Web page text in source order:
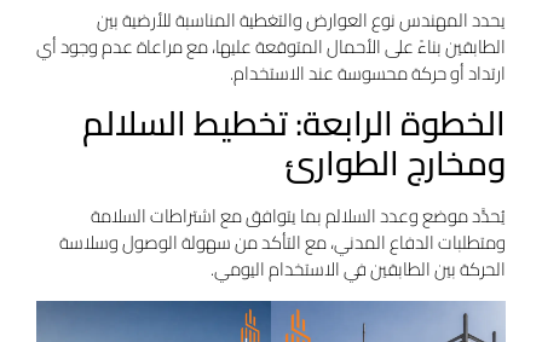
يحدد المهندس نوع العوارض والتغطية المناسبة للأرضية بين
الطابقين بناءً على الأحمال المتوقعة عليها، مع مراعاة عدم وجود أي
ارتداد أو حركة محسوسة عند الاستخدام.
الخطوة الرابعة: تخطيط السلالم
ومخارج الطوارئ
يُحدَّد موضع وعدد السلالم بما يتوافق مع اشتراطات السلامة
ومتطلبات الدفاع المدني، مع التأكد من سهولة الوصول وسلاسة
الحركة بين الطابقين في الاستخدام اليومي.